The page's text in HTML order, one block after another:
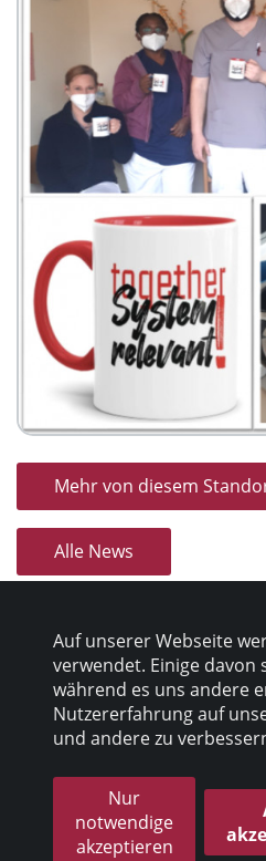
Mehr von diesem
Alle News
© 2026 inter pares
Datenschutz|
Auf unserer Webseite
verwendet. Einige davon
während es uns andere
Nutzererfahrung auf
und andere zu
Nur
notwendige
akzeptieren